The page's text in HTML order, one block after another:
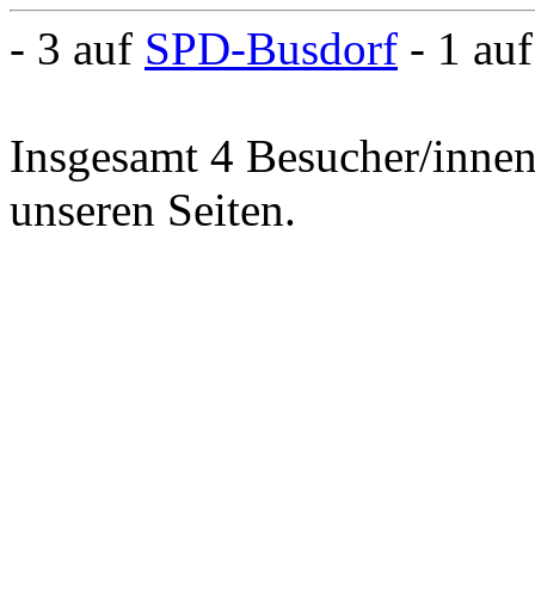
- 3 auf SPD-Busdorf - 1
Insgesamt 4 Besucher/
unseren Seiten.